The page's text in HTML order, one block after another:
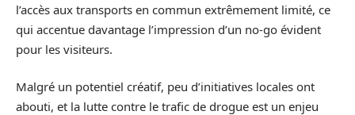
l’accès aux transports en commun extrêmement limité, ce
qui accentue davantage l’impression d’un no-go évident
pour les visiteurs.
Malgré un potentiel créatif, peu d’initiatives locales ont
abouti, et la lutte contre le trafic de drogue est un enjeu